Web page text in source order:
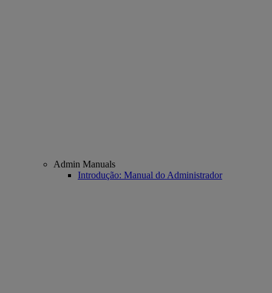
Admin Manuals
Introdução: Manual do Administrador